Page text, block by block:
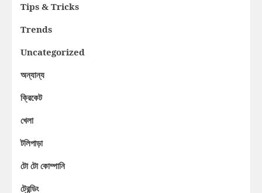
Tips & Tricks
Trends
Uncategorized
অন্যান্য
ক্রিকেট
খেলা
টলিপাড়া
টো টো কোম্পানি
ট্রেন্ডিং